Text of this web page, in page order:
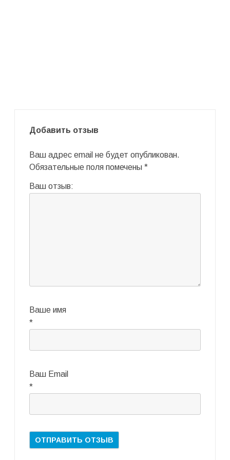
Добавить отзыв
Ваш адрес email не будет опубликован.
Обязательные поля помечены *
Ваш отзыв:
Ваше имя
*
Ваш Email
*